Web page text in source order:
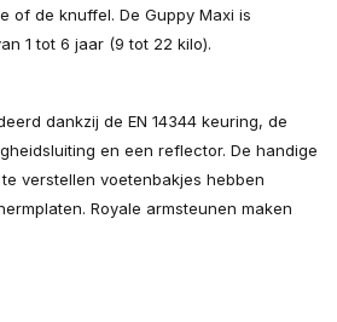
of de knuffel. De Guppy Maxi is
1 tot 6 jaar (9 tot 22 kilo).
dankzij de EN 14344 keuring, de
en een reflector. De handige
verstellen voetenbakjes hebben
Royale armsteunen maken